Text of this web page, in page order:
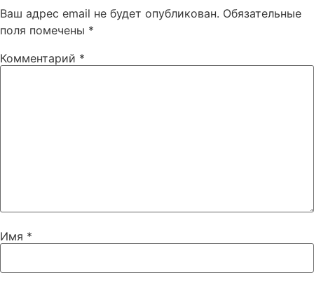
Ваш адрес email не будет опубликован. Обязательные
поля помечены *
Комментарий *
Имя *